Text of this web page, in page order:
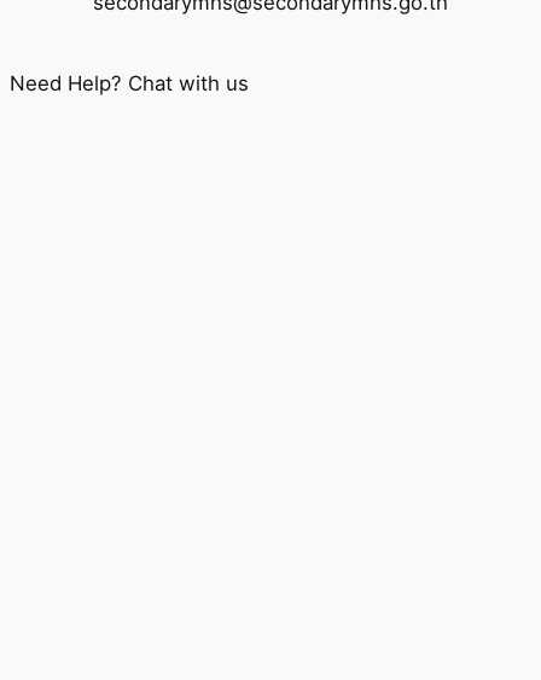
Need Help? Chat with us